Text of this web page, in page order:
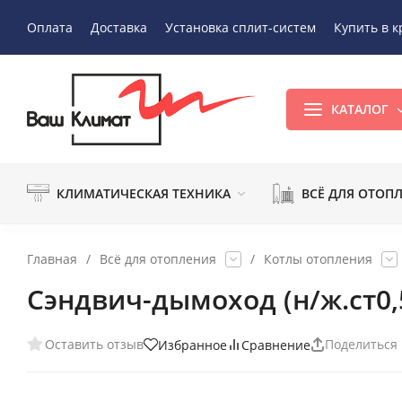
Оплата Доставка Установка сплит-систем Купить в
КАТАЛОГ
КЛИМАТИЧЕСКАЯ ТЕХНИКА ВСЁ ДЛЯ
Главная / Всё для отопления / Котлы отопления
Сэндвич-дымоход (н/
Оставить отзыв Избранное Сравнение Поделиться